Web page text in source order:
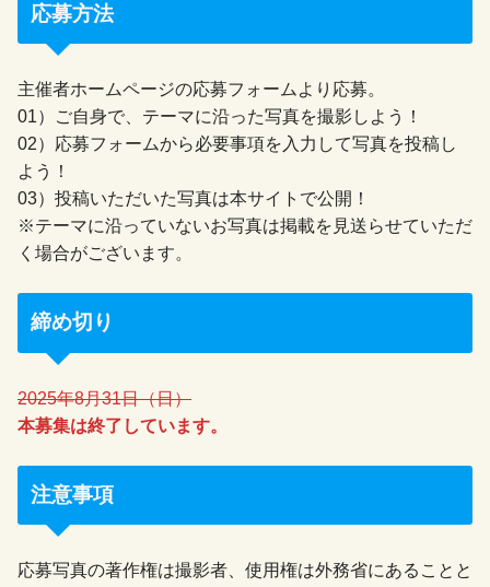
応募方法
主催者ホームページの応募フォームより応募。
01）ご自身で、テーマに沿った写真を撮影しよう！
02）応募フォームから必要事項を入力して写真を投稿し
よう！
03）投稿いただいた写真は本サイトで公開！
※テーマに沿っていないお写真は掲載を見送らせていただ
く場合がございます。
締め切り
2025年8月31日（日）
本募集は終了しています。
注意事項
応募写真の著作権は撮影者、使用権は外務省にあることと